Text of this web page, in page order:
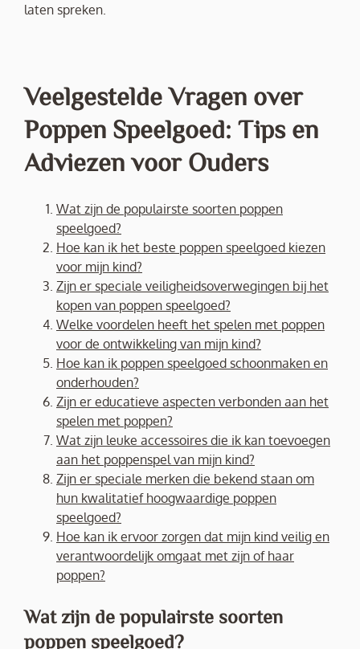
laten spreken.
Veelgestelde Vragen over
Poppen Speelgoed: Tips en
Adviezen voor Ouders
Wat zijn de populairste soorten poppen
speelgoed?
Hoe kan ik het beste poppen speelgoed kiezen
voor mijn kind?
Zijn er speciale veiligheidsoverwegingen bij het
kopen van poppen speelgoed?
Welke voordelen heeft het spelen met poppen
voor de ontwikkeling van mijn kind?
Hoe kan ik poppen speelgoed schoonmaken en
onderhouden?
Zijn er educatieve aspecten verbonden aan het
spelen met poppen?
Wat zijn leuke accessoires die ik kan toevoegen
aan het poppenspel van mijn kind?
Zijn er speciale merken die bekend staan om
hun kwalitatief hoogwaardige poppen
speelgoed?
Hoe kan ik ervoor zorgen dat mijn kind veilig en
verantwoordelijk omgaat met zijn of haar
poppen?
Wat zijn de populairste soorten
poppen speelgoed?